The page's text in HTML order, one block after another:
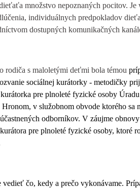
množstvo nepoznaných pocitov.
individuálnych predpokladov
dostupných komunikačných
rodiča s maloletými deťmi bola témou
sociálnej kurátorky - metodičky
pre plnoleté fyzické osoby
v služobnom obvode ktorého sa
odborníkov. V záujme
pre plnoleté fyzické osoby,
vedieť čo, kedy a prečo vykonávame.